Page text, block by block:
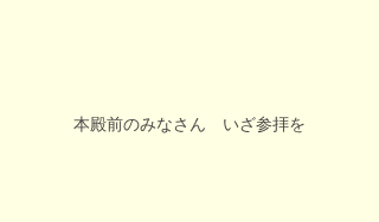
本殿前のみなさん　いざ参拝を